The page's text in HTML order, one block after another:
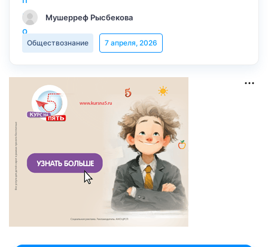
Мушерреф Рысбекова
Обществознание 7 апреля, 2026